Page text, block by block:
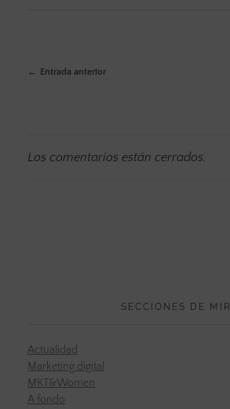
Entrada anterior
Los comentarios están cerrados.
SECCIONES DE MIR
Actualidad
Marketing digital
MKT&Women
A fondo